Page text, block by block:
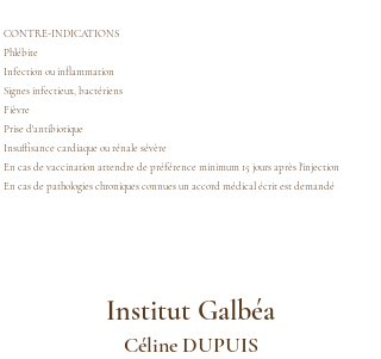
CONTRE-INDICATIONS
Phlébite
Infection ou inflammation
Signes infectieux, bactériens
Fièvre
Prise d'antibiotique
Insuffisance cardiaque ou rénale sévère
En cas de vaccination attendre de préférence minimum 15 jours après l'injection
En cas de pathologies chroniques connues un accord médical écrit est demandé
Institut Galbéa
Céline DUPUIS